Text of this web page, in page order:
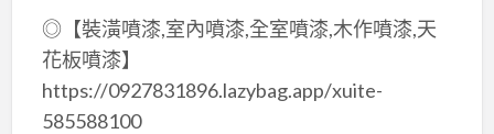
◎【裝潢噴漆,室內噴漆,全室噴漆,木作噴漆,天
花板噴漆】
https://0927831896.lazybag.app/xuite-
585588100